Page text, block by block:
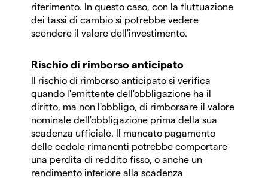
riferimento. In questo caso, con la fluttuazione
dei tassi di cambio si potrebbe vedere
scendere il valore dell'investimento.
Rischio di rimborso anticipato
Il rischio di rimborso anticipato si verifica
quando l'emittente dell'obbligazione ha il
diritto, ma non l'obbligo, di rimborsare il valore
nominale dell'obbligazione prima della sua
scadenza ufficiale. Il mancato pagamento
delle cedole rimanenti potrebbe comportare
una perdita di reddito fisso, o anche un
rendimento inferiore alla scadenza